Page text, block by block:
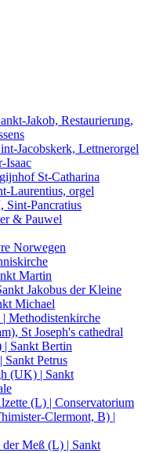
Jakob, Restaurierung,
Jacobskerk, Lettnerorgel
Isaac
St-Catharina
Laurentius, orgel
Pancratius
& Pauwel
Norwegen
Martin
Jakobus der Kleine
Michael
Methodistenkirche
St Joseph's cathedral
| Sankt Bertin
Sankt Petrus
(UK) | Sankt
(L) | Conservatorium
Clermont, B) |
der Meß (L) | Sankt